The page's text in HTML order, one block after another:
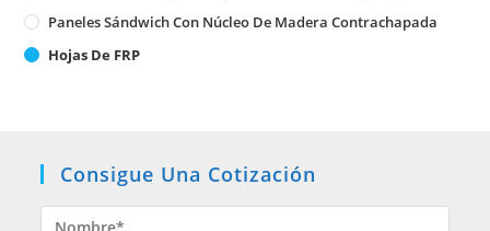
Paneles Sándwich Con Núcleo De Madera Contrachapada
Hojas De FRP
Consigue Una Cotización